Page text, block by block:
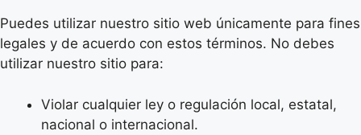
Puedes utilizar nuestro sitio web únicamente para fines
legales y de acuerdo con estos términos. No debes
utilizar nuestro sitio para:
Violar cualquier ley o regulación local, estatal,
nacional o internacional.